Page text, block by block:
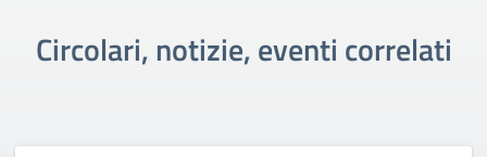
Circolari, notizie, eventi correlati